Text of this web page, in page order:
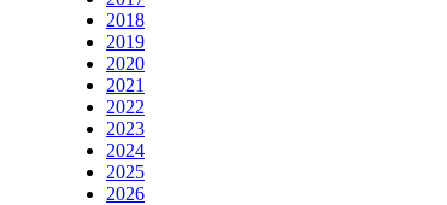
2018
2019
2020
2021
2022
2023
2024
2025
2026